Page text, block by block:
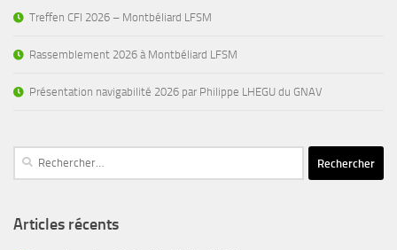
Treffen CFI 2026 – Montbéliard LFSM
Rassemblement 2026 à Montbéliard LFSM
Présentation navigabilité 2026 par Philippe LHEGU du GNAV
Rechercher :
Articles récents